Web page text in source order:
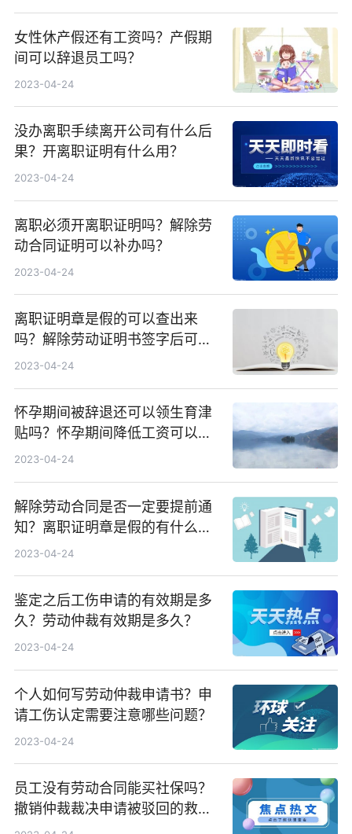
女性休产假还有工资吗？产假期
间可以辞退员工吗？
2023-04-24
没办离职手续离开公司有什么后
果？开离职证明有什么用？
2023-04-24
离职必须开离职证明吗？解除劳
动合同证明可以补办吗？
2023-04-24
离职证明章是假的可以查出来
吗？解除劳动证明书签字后可以
仲裁吗？
2023-04-24
怀孕期间被辞退还可以领生育津
贴吗？怀孕期间降低工资可以怎
么办？
2023-04-24
解除劳动合同是否一定要提前通
知？离职证明章是假的有什么法
律后果？
2023-04-24
鉴定之后工伤申请的有效期是多
久？劳动仲裁有效期是多久？
2023-04-24
个人如何写劳动仲裁申请书？申
请工伤认定需要注意哪些问题？
2023-04-24
员工没有劳动合同能买社保吗？
撤销仲裁裁决申请被驳回的救济
措施是什么？